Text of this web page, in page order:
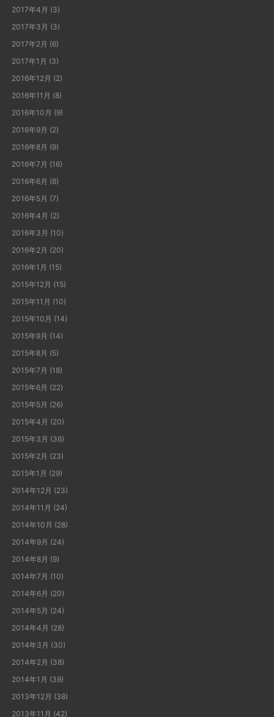
2017年4月 (3)
2017年3月 (3)
2017年2月 (6)
2017年1月 (3)
2016年12月 (2)
2016年11月 (8)
2016年10月 (9)
2016年9月 (2)
2016年8月 (9)
2016年7月 (16)
2016年6月 (8)
2016年5月 (7)
2016年4月 (2)
2016年3月 (10)
2016年2月 (20)
2016年1月 (15)
2015年12月 (15)
2015年11月 (10)
2015年10月 (14)
2015年9月 (14)
2015年8月 (5)
2015年7月 (18)
2015年6月 (22)
2015年5月 (26)
2015年4月 (20)
2015年3月 (36)
2015年2月 (23)
2015年1月 (29)
2014年12月 (23)
2014年11月 (24)
2014年10月 (28)
2014年9月 (24)
2014年8月 (9)
2014年7月 (10)
2014年6月 (20)
2014年5月 (24)
2014年4月 (28)
2014年3月 (30)
2014年2月 (38)
2014年1月 (39)
2013年12月 (38)
2013年11月 (42)